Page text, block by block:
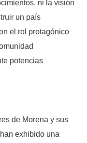
ni la visión
un país
el rol protagónico
potencias
de Morena y sus
exhibido una